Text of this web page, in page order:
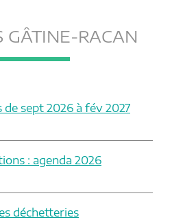
GÂTINE-RACAN
sept 2026 à fév 2027
: agenda 2026
déchetteries